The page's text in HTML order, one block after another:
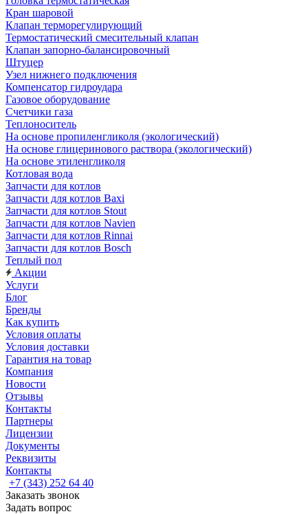
Кран шаровой
Клапан терморегулирующий
Термостатический смесительный клапан
Клапан запорно-балансировочный
Штуцер
Узел нижнего подключения
Компенсатор гидроудара
Газовое оборудование
Счетчики газа
Теплоноситель
На основе пропиленгликоля (экологический)
На основе глицеринового раствора (экологический)
На основе этиленгликоля
Котловая вода
Запчасти для котлов
Запчасти для котлов Baxi
Запчасти для котлов Stout
Запчасти для котлов Navien
Запчасти для котлов Rinnai
Запчасти для котлов Bosch
Теплый пол
Акции
Услуги
Блог
Бренды
Как купить
Условия оплаты
Условия доставки
Гарантия на товар
Компания
Новости
Отзывы
Контакты
Партнеры
Лицензии
Документы
Реквизиты
Контакты
+7 (343) 252 64 40
Заказать звонок
Задать вопрос